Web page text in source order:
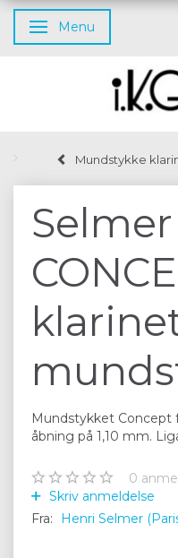
Skifte navigation
Menu
Mundstykke
Selmer
Mundstykket Concept
åbning på 1,10 mm.
0
Skriv anmeldelse
Fra:
Henri Selmer